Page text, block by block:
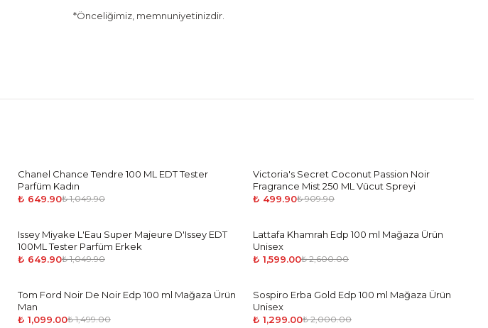
*Önceliğimiz, memnuniyetinizdir.
-38%
Chanel Chance Tendre 100 ML EDT Tester
Parfüm Kadın
₺ 649.90₺ 1,049.90
-45%
Victoria's Secret Coconut Passion Noir
Fragrance Mist 250 ML Vücut Spreyi
₺ 499.90₺ 909.90
-38%
Issey Miyake L'Eau Super Majeure D'Issey EDT
100ML Tester Parfüm Erkek
₺ 649.90₺ 1,049.90
-39%
Lattafa Khamrah Edp 100 ml Mağaza Ürün
Unisex
₺ 1,599.00₺ 2,600.00
-27%
Tom Ford Noir De Noir Edp 100 ml Mağaza Ürün
Man
₺ 1,099.00₺ 1,499.00
-35%
Sospiro Erba Gold Edp 100 ml Mağaza Ürün
Unisex
₺ 1,299.00₺ 2,000.00